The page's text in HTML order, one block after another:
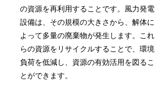
の資源を再利用することです。風力発電
設備は、その規模の大きさから、解体に
よって多量の廃棄物が発生します。これ
らの資源をリサイクルすることで、環境
負荷を低減し、資源の有効活用を図るこ
とができます。